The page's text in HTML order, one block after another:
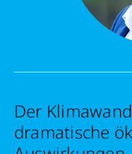
Der
dramatische